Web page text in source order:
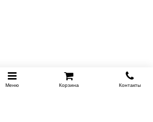
Меню Корзина Контакты